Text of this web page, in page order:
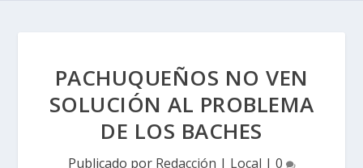
PACHUQUEÑOS NO VEN
SOLUCIÓN AL PROBLEMA
DE LOS BACHES
Publicado por Redacción | Local | 0